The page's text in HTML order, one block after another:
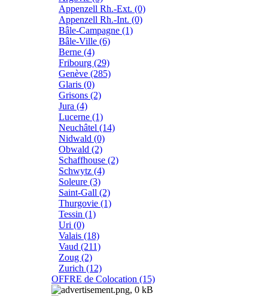
Appenzell Rh.-Ext. (0)
Appenzell Rh.-Int. (0)
Bâle-Campagne (1)
Bâle-Ville (6)
Berne (4)
Fribourg (29)
Genève (285)
Glaris (0)
Grisons (2)
Jura (4)
Lucerne (1)
Neuchâtel (14)
Nidwald (0)
Obwald (2)
Schaffhouse (2)
Schwytz (4)
Soleure (3)
Saint-Gall (2)
Thurgovie (1)
Tessin (1)
Uri (0)
Valais (18)
Vaud (211)
Zoug (2)
Zurich (12)
OFFRE de Colocation (15)